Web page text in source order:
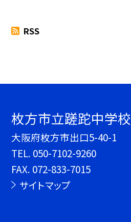
RSS
枚方市立蹉跎中学校
大阪府枚方市出口5-40-1
TEL. 050-7102-9260
FAX. 072-833-7015
サイトマップ